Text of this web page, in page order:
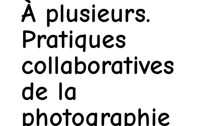
À plusieurs.
Pratiques
collaboratives
de la
photographie